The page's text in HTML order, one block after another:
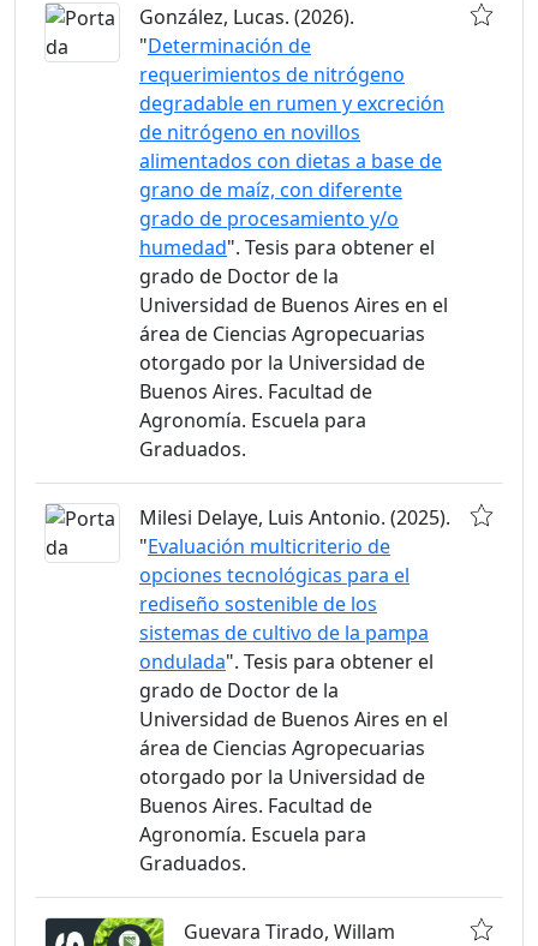
González, Lucas. (2026).
"Determinación de
requerimientos de nitrógeno
degradable en rumen y excreción
de nitrógeno en novillos
alimentados con dietas a base de
grano de maíz, con diferente
grado de procesamiento y/o
humedad". Tesis para obtener el
grado de Doctor de la
Universidad de Buenos Aires en el
área de Ciencias Agropecuarias
otorgado por la Universidad de
Buenos Aires. Facultad de
Agronomía. Escuela para
Graduados.
Milesi Delaye, Luis Antonio. (2025).
"Evaluación multicriterio de
opciones tecnológicas para el
rediseño sostenible de los
sistemas de cultivo de la pampa
ondulada". Tesis para obtener el
grado de Doctor de la
Universidad de Buenos Aires en el
área de Ciencias Agropecuarias
otorgado por la Universidad de
Buenos Aires. Facultad de
Agronomía. Escuela para
Graduados.
Guevara Tirado, Willam